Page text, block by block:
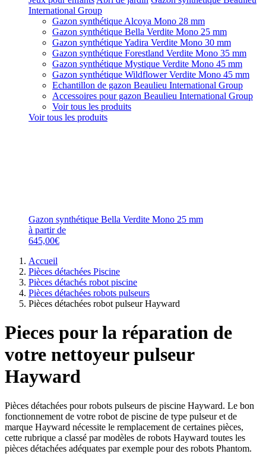
International Group
Gazon synthétique Alcoya Mono 28 mm
Gazon synthétique Bella Verdite Mono 25 mm
Gazon synthétique Yadira Verdite Mono 30 mm
Gazon synthétique Forestland Verdite Mono 35 mm
Gazon synthétique Mystique Verdite Mono 45 mm
Gazon synthétique Wildflower Verdite Mono 45 mm
Echantillon de gazon Beaulieu International Group
Accessoires pour gazon Beaulieu International Group
Voir tous les produits
Voir tous les produits
Gazon synthétique Bella Verdite Mono 25 mm
à partir de
645,00€
Accueil
Pièces détachées Piscine
Pièces détachés robot piscine
Pièces détachées robots pulseurs
Pièces détachées robot pulseur Hayward
Pieces pour la réparation de
votre nettoyeur pulseur
Hayward
Pièces détachées pour robots pulseurs de piscine Hayward. Le bon
fonctionnement de votre robot de piscine de type pulseur et de
marque Hayward nécessite le remplacement de certaines pièces,
cette rubrique a classé par modèles de robots Hayward toutes les
pièces détachées adéquates par exemple pour des robots Phantom.